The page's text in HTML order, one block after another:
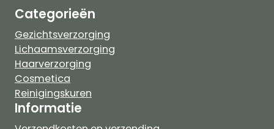
Categorieën
Gezichtsverzorging
Lichaamsverzorging
Haarverzorging
Cosmetica
Reinigingskuren
Informatie